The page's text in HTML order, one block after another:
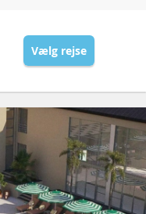
Vælg rejse